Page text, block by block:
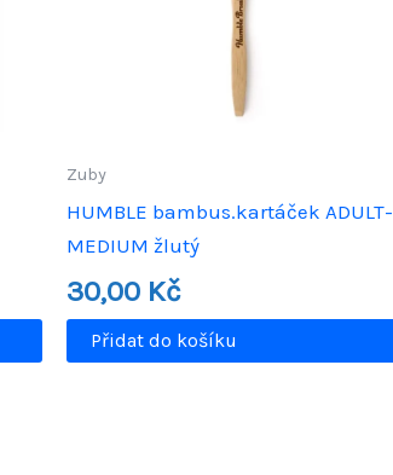
Zuby
HUMBLE bambus.kartáček ADULT-
MEDIUM žlutý
30,00 Kč
Přidat do košíku